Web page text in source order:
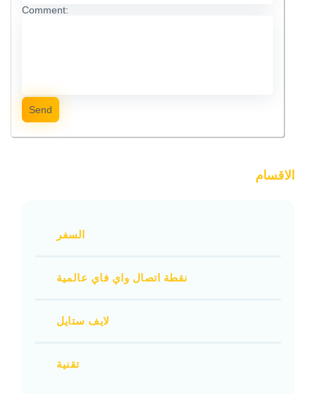
Comment:
Send
الاقسام
السفر
نقطة اتصال واي فاي عالمية
لايف ستايل
تقنية